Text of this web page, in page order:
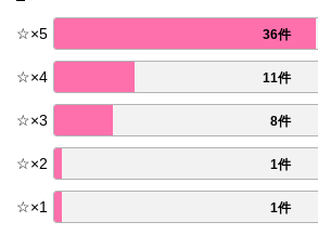
☆×5 36件
☆×4 11件
☆×3 8件
☆×2 1件
☆×1 1件